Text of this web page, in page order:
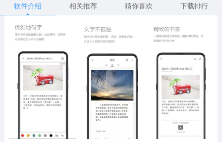
音乐舞蹈
269款应用
2716款应用
515款应用
其他
1654款应用
游戏助手
515款应用
MOD游戏
1056款应用
软件介绍
相关推荐 猜你喜欢 下载排行